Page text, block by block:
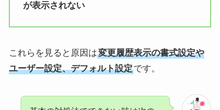
が表示されない
これらを見ると原因は変更履歴表示の書式設定や
ユーザー設定、デフォルト設定です。